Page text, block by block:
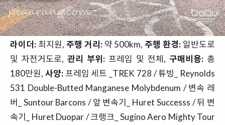
라이더: 최지원, 주행 거리:약 500km,주행 환경: 일반도로
및 자전거도로, 관리 부위: 프레임 및 전체, 구매비용: 총
180만원, 사양:프레임 세트 _TREK 728 / 튜빙_ Reynolds
531 Double-Butted Manganese Molybdenum / 변속 레
버_ Suntour Barcons / 앞 변속기_ Huret Successs / 뒤 변
속기_ Huret Duopar / 크랭크_ Sugino Aero Mighty Tour